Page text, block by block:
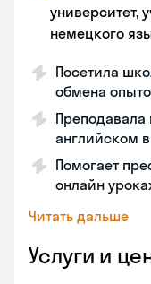
университет,
немецкого
Посетила
обмена
английском
Помогает
онлайн
Читать дальше
Услуги и